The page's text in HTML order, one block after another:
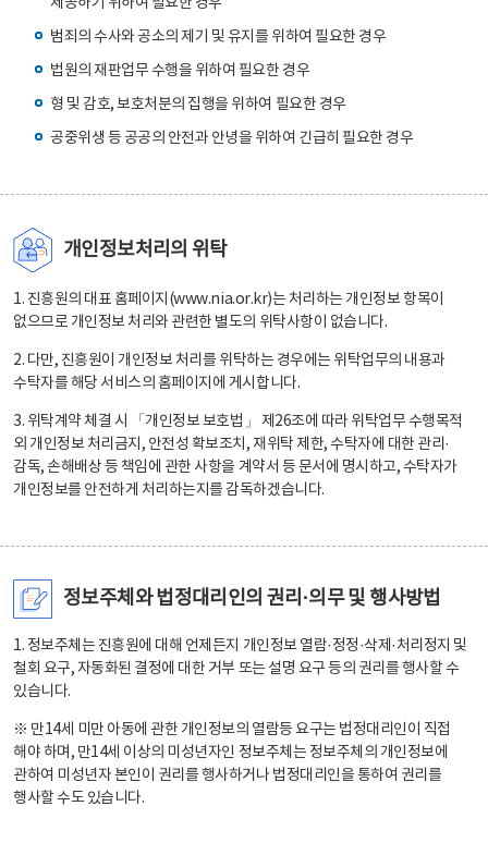
범죄의 수사와 공소의 제기 및 유지를 위하여 필요한 경우
법원의 재판업무 수행을 위하여 필요한 경우
형 및 감호, 보호처분의 집행을 위하여 필요한 경우
공중위생 등 공공의 안전과 안녕을 위하여 긴급히 필요한 경우
개인정보처리의 위탁
1. 진흥원의 대표 홈페이지(www.nia.or.kr)는 처리하는 개인정보 항목이
없으므로 개인정보 처리와 관련한 별도의 위탁사항이 없습니다.
2. 다만, 진흥원이 개인정보 처리를 위탁하는 경우에는 위탁업무의 내용과
수탁자를 해당 서비스의 홈페이지에 게시합니다.
3. 위탁계약 체결 시 「개인정보 보호법」 제26조에 따라 위탁업무 수행목적
외 개인정보 처리금지, 안전성 확보조치, 재위탁 제한, 수탁자에 대한 관리·
감독, 손해배상 등 책임에 관한 사항을 계약서 등 문서에 명시하고, 수탁자가
개인정보를 안전하게 처리하는지를 감독하겠습니다.
정보주체와 법정대리인의 권리·의무 및 행사방법
1. 정보주체는 진흥원에 대해 언제든지 개인정보 열람·정정·삭제·처리정지 및
철회 요구, 자동화된 결정에 대한 거부 또는 설명 요구 등의 권리를 행사할 수
있습니다.
※ 만14세 미만 아동에 관한 개인정보의 열람등 요구는 법정대리인이 직접
해야 하며, 만14세 이상의 미성년자인 정보주체는 정보주체의 개인정보에
관하여 미성년자 본인이 권리를 행사하거나 법정대리인을 통하여 권리를
행사할 수도 있습니다.